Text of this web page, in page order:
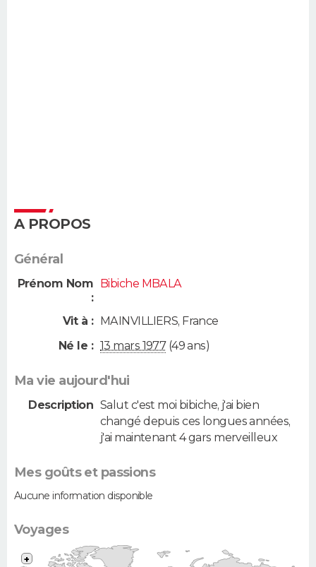
A PROPOS
Général
Prénom Nom
:
Bibiche MBALA
Vit à : MAINVILLIERS, France
Né le : 13 mars 1977(49 ans)
Ma vie aujourd'hui
Description Salut c'est moi bibiche, j'ai bien
changé depuis ces longues années,
j'ai maintenant 4 gars merveilleux
Mes goûts et passions
Aucune information disponible
Voyages
+